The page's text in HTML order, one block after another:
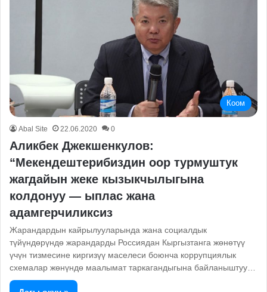
Коом
Abal Site 22.06.2020 0
Аликбек Джекшенкулов:
“Мекендештерибиздин оор турмуштук
жагдайын жеке кызыкчылыгына
колдонуу — ыплас жана
адамгерчиликсиз
Жарандардын кайрылууларында жана социалдык
түйүндөрүндө жарандарды Россиядан Кыргызтанга жөнөтүү
үчүн тизмесине киргизүү маселеси боюнча коррупциялык
схемалар жөнүндө маалымат таркагандыгына байланыштуу…